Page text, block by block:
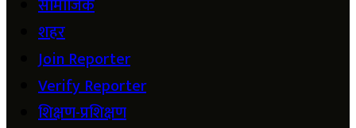
सामाजिक
शहर
Join Reporter
Verify Reporter
शिक्षण-प्रशिक्षण